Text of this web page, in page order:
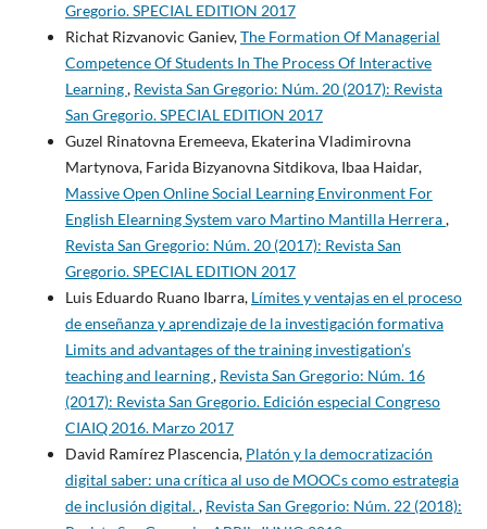
Gregorio. SPECIAL EDITION 2017
Richat Rizvanovic Ganiev,The Formation Of Managerial
Competence Of Students In The Process Of Interactive
Learning, Revista San Gregorio: Núm. 20 (2017): Revista
San Gregorio. SPECIAL EDITION 2017
Guzel Rinatovna Eremeeva, Ekaterina Vladimirovna
Martynova, Farida Bizyanovna Sitdikova, Ibaa Haidar,
Massive Open Online Social Learning Environment For
English Elearning System varo Martino Mantilla Herrera,
Revista San Gregorio: Núm. 20 (2017): Revista San
Gregorio. SPECIAL EDITION 2017
Luis Eduardo Ruano Ibarra, Límites y ventajas en el proceso
de enseñanza y aprendizaje de la investigación formativa
Limits and advantages of the training investigation’s
teaching and learning, Revista San Gregorio: Núm. 16
(2017): Revista San Gregorio. Edición especial Congreso
CIAIQ 2016. Marzo 2017
David Ramírez Plascencia, Platón y la democratización
digital saber: una crítica al uso de MOOCs como estrategia
de inclusión digital., Revista San Gregorio: Núm. 22 (2018):